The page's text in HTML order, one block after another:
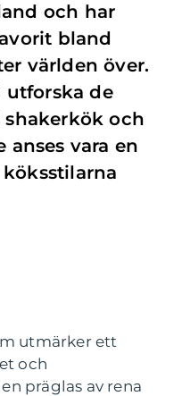
och har
bland
världen över.
utforska de
och
vara en
utmärker ett
och
präglas av rena